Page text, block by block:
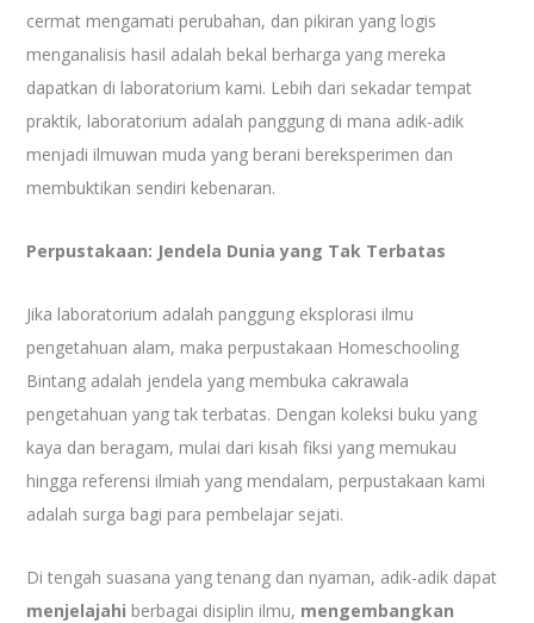
cermat mengamati perubahan, dan pikiran yang logis
menganalisis hasil adalah bekal berharga yang mereka
dapatkan di laboratorium kami. Lebih dari sekadar tempat
praktik, laboratorium adalah panggung di mana adik-adik
menjadi ilmuwan muda yang berani bereksperimen dan
membuktikan sendiri kebenaran.
Perpustakaan: Jendela Dunia yang Tak Terbatas
Jika laboratorium adalah panggung eksplorasi ilmu
pengetahuan alam, maka perpustakaan Homeschooling
Bintang adalah jendela yang membuka cakrawala
pengetahuan yang tak terbatas. Dengan koleksi buku yang
kaya dan beragam, mulai dari kisah fiksi yang memukau
hingga referensi ilmiah yang mendalam, perpustakaan kami
adalah surga bagi para pembelajar sejati.
Di tengah suasana yang tenang dan nyaman, adik-adik dapat
menjelajahi berbagai disiplin ilmu, mengembangkan